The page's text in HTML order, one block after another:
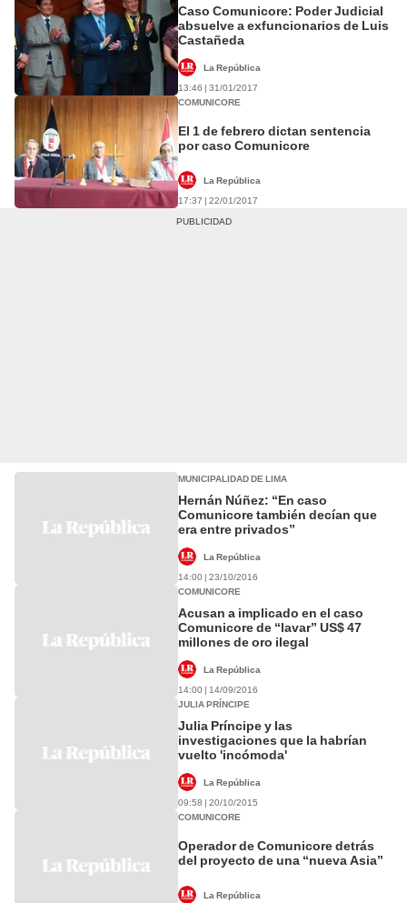
Caso Comunicore: Poder Judicial
absuelve a exfuncionarios de Luis
Castañeda
La República
13:46 | 31/01/2017
COMUNICORE
El 1 de febrero dictan sentencia
por caso Comunicore
La República
17:37 | 22/01/2017
MUNICIPALIDAD DE LIMA
Hernán Núñez: “En caso
Comunicore también decían que
era entre privados”
La República
14:00 | 23/10/2016
COMUNICORE
Acusan a implicado en el caso
Comunicore de “lavar” US$ 47
millones de oro ilegal
La República
14:00 | 14/09/2016
JULIA PRÍNCIPE
Julia Príncipe y las
investigaciones que la habrían
vuelto 'incómoda'
La República
09:58 | 20/10/2015
COMUNICORE
Operador de Comunicore detrás
del proyecto de una “nueva Asia”
La República